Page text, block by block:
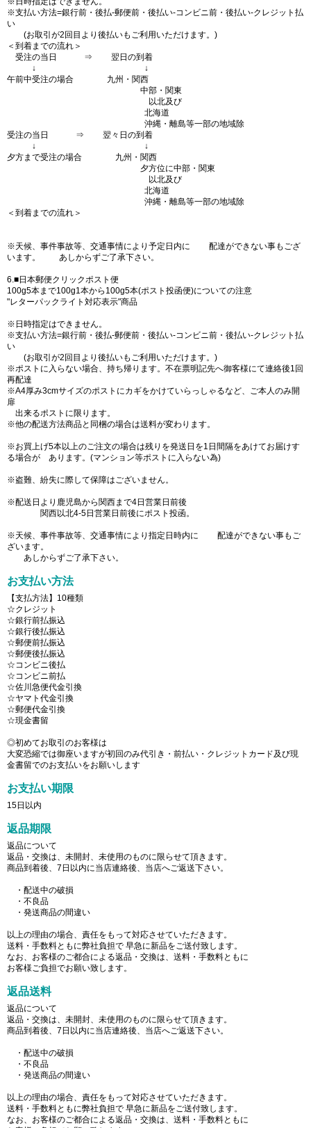
※支払い方法=銀行前・後払-郵便前・後払い-コンビニ前・後払い-クレジット払
い
(お取引が2回目より後払いもご利用いただけます。)
＜到着までの流れ＞
受注の当日 ⇒ 翌日の到着
↓ ↓
午前中受注の場合 九州・関西
中部・関東
以北及び
北海道
沖縄・離島等一部の地域除
受注の当日 ⇒ 翌々日の到着
↓ ↓
夕方まで受注の場合 九州・関西
夕方位に中部・関東
以北及び
北海道
沖縄・離島等一部の地域除
＜到着までの流れ＞
※天候、事件事故等、交通事情により予定日内に 配達ができない事もござ
います。 あしからずご了承下さい。
6.■日本郵便クリックポスト便
100g5本まで100g1本から100g5本(ポスト投函便)についての注意
"レターパックライト対応表示"商品
※日時指定はできません。
※支払い方法=銀行前・後払-郵便前・後払い-コンビニ前・後払い-クレジット払
い
(お取引が2回目より後払いもご利用いただけます。)
※ポストに入らない場合、持ち帰ります。不在票明記先へ御客様にて連絡後1回
再配達
※A4厚み3cmサイズのポストにカギをかけていらっしゃるなど、ご本人のみ開
扉
出来るポストに限ります。
※他の配送方法商品と同梱の場合は送料が変わります。
※お買上げ5本以上のご注文の場合は残りを発送日を1日間隔をあけてお届けす
る場合が あります。(マンション等ポストに入らない為)
※盗難、紛失に際して保障はございません。
※配送日より鹿児島から関西まで4日営業日前後
関西以北4-5日営業日前後にポスト投函。
※天候、事件事故等、交通事情により指定日時内に 配達ができない事もご
ざいます。
あしからずご了承下さい。
お支払い方法
【支払方法】10種類
☆クレジット
☆銀行前払振込
☆銀行後払振込
☆郵便前払振込
☆郵便後払振込
☆コンビニ後払
☆コンビニ前払
☆佐川急便代金引換
☆ヤマト代金引換
☆郵便代金引換
☆現金書留
◎初めてお取引のお客様は
大変恐縮では御座いますが初回のみ代引き・前払い・クレジットカード及び現
金書留でのお支払いをお願いします
お支払い期限
15日以内
返品期限
返品について
返品・交換は、未開封、未使用のものに限らせて頂きます。
商品到着後、7日以内に当店連絡後、当店へご返送下さい。
・配送中の破損
・不良品
・発送商品の間違い
以上の理由の場合、責任をもって対応させていただきます。
送料・手数料ともに弊社負担で 早急に新品をご送付致します。
なお、お客様のご都合による返品・交換は、送料・手数料ともに
お客様ご負担でお願い致します。
返品送料
返品について
返品・交換は、未開封、未使用のものに限らせて頂きます。
商品到着後、7日以内に当店連絡後、当店へご返送下さい。
・配送中の破損
・不良品
・発送商品の間違い
以上の理由の場合、責任をもって対応させていただきます。
送料・手数料ともに弊社負担で 早急に新品をご送付致します。
なお、お客様のご都合による返品・交換は、送料・手数料ともに